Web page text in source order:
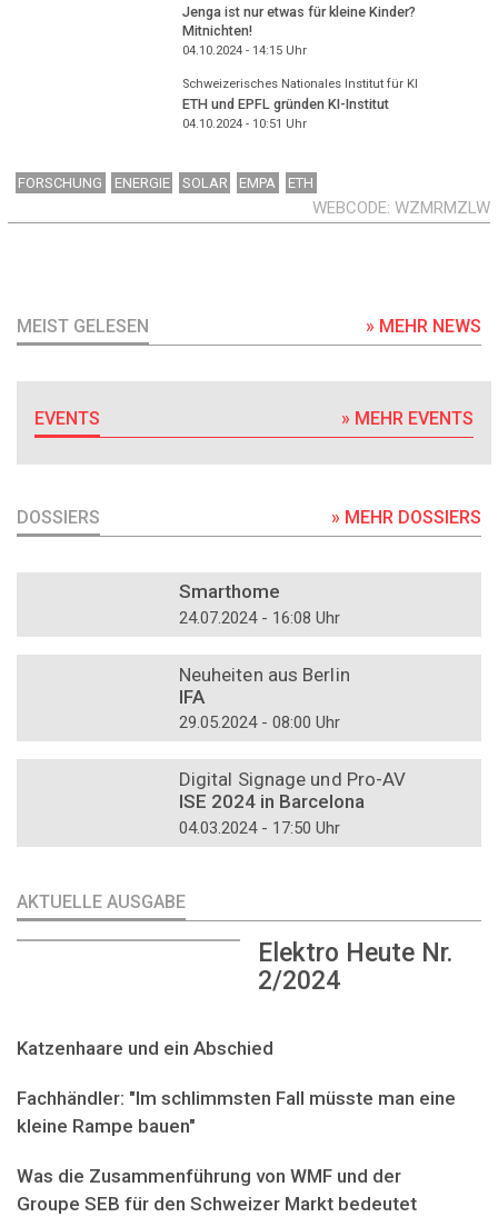
Jenga ist nur etwas für kleine Kinder?
Mitnichten!
04.10.2024 - 14:15Uhr
Schweizerisches Nationales Institut für KI
ETH und EPFL gründen KI-Institut
04.10.2024 - 10:51 Uhr
FORSCHUNG ENERGIE SOLAR EMPA ETH
WEBCODE WZMRMZLW
MEIST GELESEN » MEHR NEWS
EVENTS » MEHR EVENTS
DOSSIERS » MEHR DOSSIERS
Smarthome
24.07.2024 - 16:08 Uhr
Neuheiten aus Berlin
IFA
29.05.2024 - 08:00 Uhr
Digital Signage und Pro-AV
ISE 2024 in Barcelona
04.03.2024 - 17:50 Uhr
AKTUELLE AUSGABE
Elektro Heute Nr.
2/2024
Katzenhaare und ein Abschied
Fachhändler: "Im schlimmsten Fall müsste man eine
kleine Rampe bauen"
Was die Zusammenführung von WMF und der
Groupe SEB für den Schweizer Markt bedeutet